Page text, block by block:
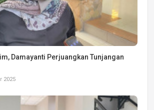
Damayanti Perjuangkan Tunjangan
2025